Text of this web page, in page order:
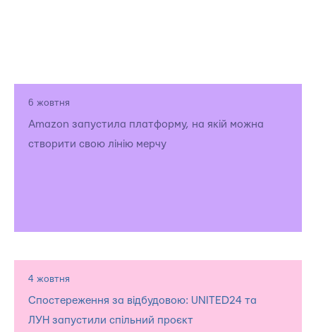
6 жовтня
Amazon запустила платформу, на якій можна
створити свою лінію мерчу
4 жовтня
Спостереження за відбудовою: UNITED24 та
ЛУН запустили спільний проєкт